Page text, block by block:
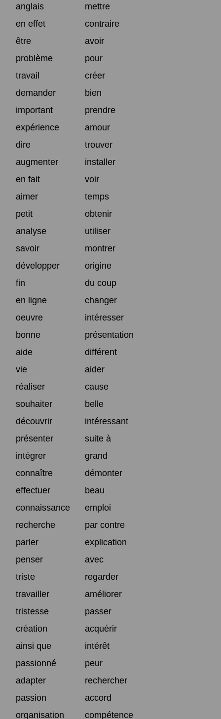
anglais
mettre
en effet
contraire
être
avoir
problème
pour
travail
créer
demander
bien
important
prendre
expérience
amour
dire
trouver
augmenter
installer
en fait
voir
aimer
temps
petit
obtenir
analyse
utiliser
savoir
montrer
développer
origine
fin
du coup
en ligne
changer
oeuvre
intéresser
bonne
présentation
aide
différent
vie
aider
réaliser
cause
souhaiter
belle
découvrir
intéressant
présenter
suite à
intégrer
grand
connaître
démonter
effectuer
beau
connaissance
emploi
recherche
par contre
parler
explication
penser
avec
triste
regarder
travailler
améliorer
tristesse
passer
création
acquérir
ainsi que
intérêt
passionné
peur
adapter
rechercher
passion
accord
organisation
compétence